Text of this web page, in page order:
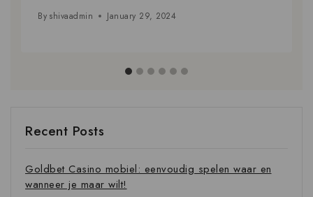
By shivaadmin January 29, 2024
Recent Posts
Goldbet Casino mobiel: eenvoudig spelen waar en
wanneer je maar wilt!